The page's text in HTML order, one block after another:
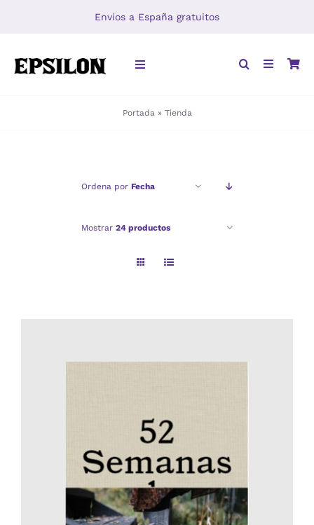
Envíos a España gratuitos
Toggle
Portada » Tienda
Ordena por Fecha
Mostrar 24 productos
AÑADIR AL CARRITO
/
DETALLES